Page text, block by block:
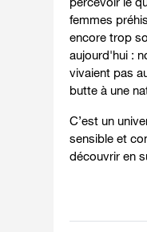
femmes
encore trop
aujourd'hui :
vivaient pas
butte à une
C’est un
sensible et
découvrir en